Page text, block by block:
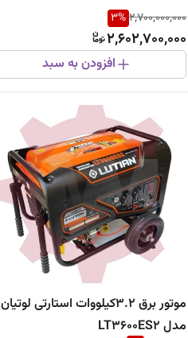
2,700,000,000
3%
2,602,700,000
افزودن به سبد
موتور برق 3.2کیلووات استارتی لوتیان
مدل LT3600ES2